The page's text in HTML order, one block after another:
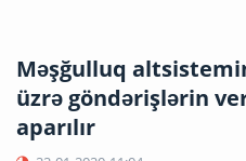
Məşğulluq
üzrə göndərişlərin
aparılır